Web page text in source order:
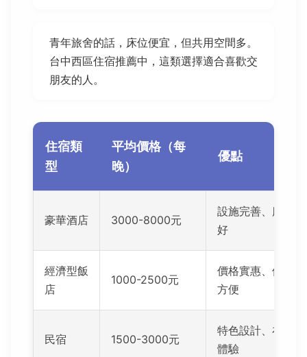
青年旅舍的話，床位便宜，但共用空間多。
台中西區住宿推薦中，這類選擇適合喜歡交
朋友的人。
住宿類
型
平均價格（每
晚）
優點
豪華酒店 3000-8000元
設施完善、服務
好
經濟型飯
店
1000-2500元
價格實惠、位置
方便
民宿 1500-3000元
特色設計、在地
體驗